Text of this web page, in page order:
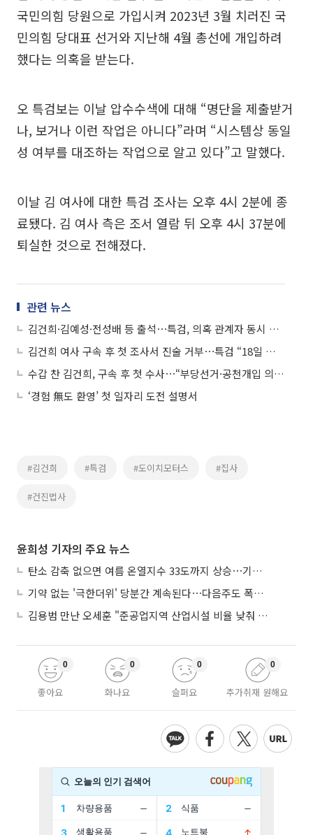
국민의힘 당원으로 가입시켜 2023년 3월 치러진 국
민의힘 당대표 선거와 지난해 4월 총선에 개입하려
했다는 의혹을 받는다.
오 특검보는 이날 압수수색에 대해 “명단을 제출받거
나, 보거나 이런 작업은 아니다”라며 “시스템상 동일
성 여부를 대조하는 작업으로 알고 있다”고 말했다.
이날 김 여사에 대한 특검 조사는 오후 4시 2분에 종
료됐다. 김 여사 측은 조서 열람 뒤 오후 4시 37분에
퇴실한 것으로 전해졌다.
관련 뉴스
김건희·김예성·전성배 등 출석⋯특검, 의혹 관계자 동시 조사
김건희 여사 구속 후 첫 조사서 진술 거부⋯특검 “18일 추가 소환”
수갑 찬 김건희, 구속 후 첫 수사⋯“부당선거·공천개입 의혹 등 조사”
‘경험 無도 환영’ 첫 일자리 도전 설명서
#김건희 #특검 #도이치모터스 #집사
#건진법사
윤희성 기자의 주요 뉴스
탄소 감축 없으면 여름 온열지수 33도까지 상승⋯기상청, 2100년 미래전망
기약 없는 '극한더위' 당분간 계속된다⋯다음주도 폭염·열대야 지속
김용범 만난 오세훈 "준공업지역 산업시설 비율 낮춰 공급 늘려야"
좋아요
0
화나요
0
슬퍼요
0
추가취재 원해요
0